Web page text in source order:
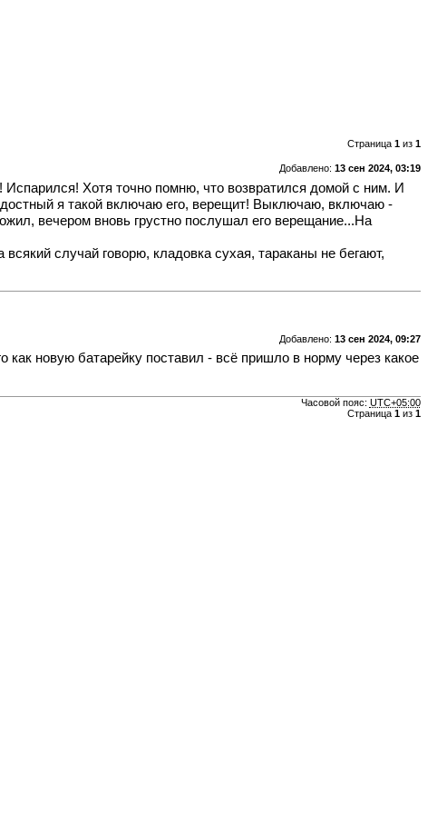
Страница 1из 1
Добавлено: 13 сен 2024, 03:19
Хотя точно помню, что возвратился домой с ним. И
я такой включаю его, верещит! Выключаю, включаю -
вечером вновь грустно послушал его верещание...На
случай говорю, кладовка сухая, тараканы не бегают,
Добавлено: 13 сен 2024, 09:27
новую батарейку поставил - всё пришло в норму через какое
Часовой пояс: UTC+05:00
Страница 1из 1